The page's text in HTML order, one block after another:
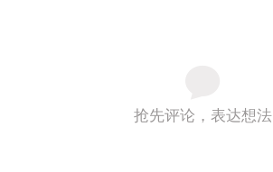
抢先评论，表达想法